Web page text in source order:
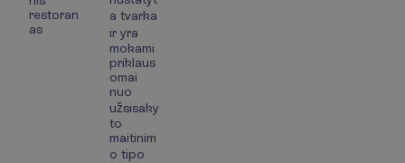
restoran
as
a tvarka
ir yra
mokami
priklaus
omai
nuo
užsisaky
to
maitinim
o tipo